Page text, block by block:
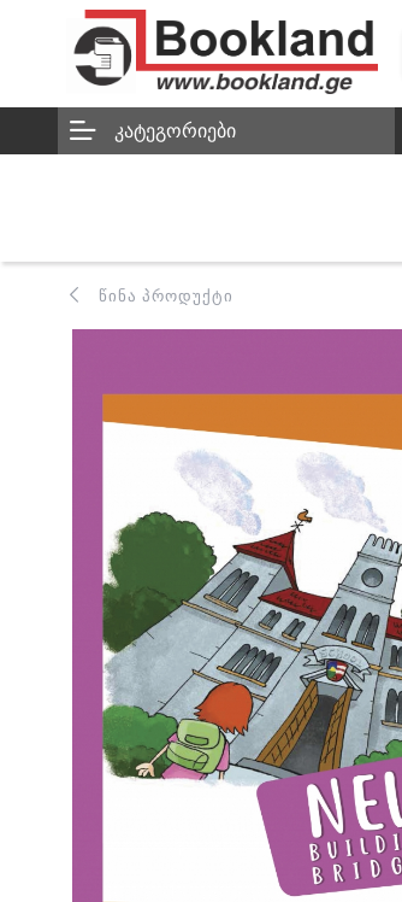
ᲙᲐᲢᲔᲒᲝᲠᲘᲔᲑᲘ
ᲬᲘᲜᲐ ᲞᲠᲝᲓᲣᲥᲢᲘ